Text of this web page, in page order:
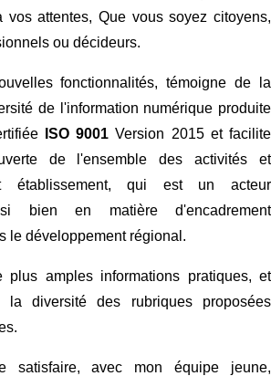
vos attentes, Que vous soyez citoyens,
ou décideurs.
fonctionnalités, témoigne de la
de l'information numérique produite
ISO 9001 Version 2015 et facilite
de l'ensemble des activités et
établissement, qui est un acteur
bien en matière d'encadrement
le développement régional.
plus amples informations pratiques, et
la diversité des rubriques proposées
satisfaire, avec mon équipe jeune,